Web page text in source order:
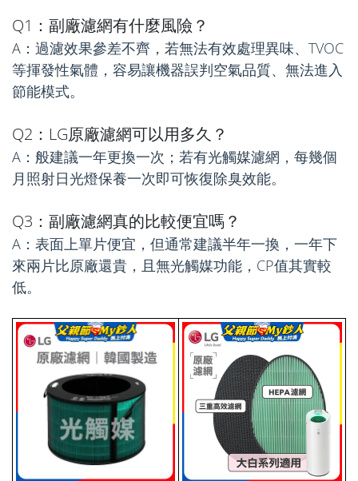
Q1：副廠濾網有什麼風險？
A：過濾效果參差不齊，若無法有效處理異味、TVOC
等揮發性氣體，容易讓機器誤判空氣品質、無法進入
節能模式。
Q2：LG原廠濾網可以用多久？
A：般建議一年更換一次；若有光觸媒濾網，每幾個
月照射日光燈保養一次即可恢復除臭效能。
Q3：副廠濾網真的比較便宜嗎？
A：表面上單片便宜，但通常建議半年一換，一年下
來兩片比原廠還貴，且無光觸媒功能，CP值其實較
低。